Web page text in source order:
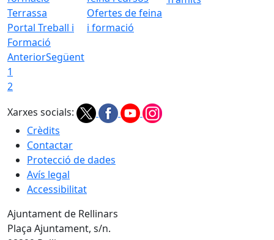
Portal Treball i
Formació
Ofertes de feina
i formació
AnteriorSegüent
1
2
Xarxes socials:
Crèdits
Contactar
Protecció de dades
Avís legal
Accessibilitat
Ajuntament de Rellinars
Plaça Ajuntament, s/n.